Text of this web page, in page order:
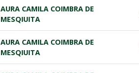
AURA CAMILA COIMBRA DE
MESQIUITA
AURA CAMILA COIMBRA DE
MESQIUITA